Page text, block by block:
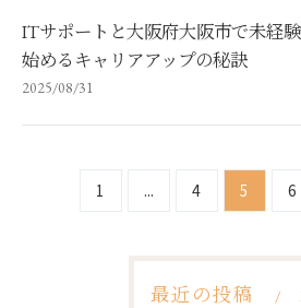
ITサポートと大阪府大阪市で未経
始めるキャリアアップの秘訣
2025/08/31
1 ... 4 5 6
最近の投稿